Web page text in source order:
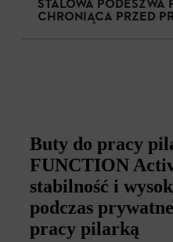
STALOWA PODESZWA
CHRONIĄCA PRZED
Buty do pracy
FUNCTION
stabilność i
podczas
pracy pilarką